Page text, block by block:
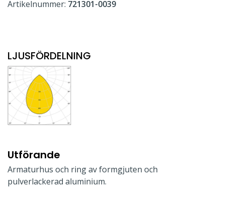
Artikelnummer: 721301-0039
LJUSFÖRDELNING
Utförande
Armaturhus och ring av formgjuten och
pulverlackerad aluminium.